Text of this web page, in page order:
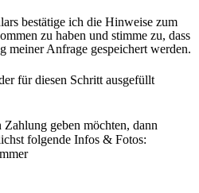
bestätige ich die Hinweise zum
zu haben und stimme zu, dass
meiner Anfrage gespeichert werden.
für diesen Schritt ausgefüllt
geben möchten, dann
folgende Infos & Fotos: